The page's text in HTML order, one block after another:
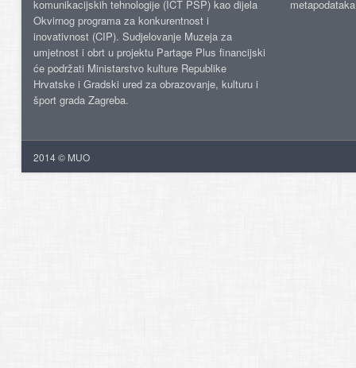
komunikacijskih tehnologije (ICT PSP) kao dijela
Okvirnog programa za konkurentnost i
inovativnost (CIP). Sudjelovanje Muzeja za
umjetnost i obrt u projektu Partage Plus financijski
će podržati Ministarstvo kulture Republike
Hrvatske i Gradski ured za obrazovanje, kulturu i
šport grada Zagreba.
2014 © MUO